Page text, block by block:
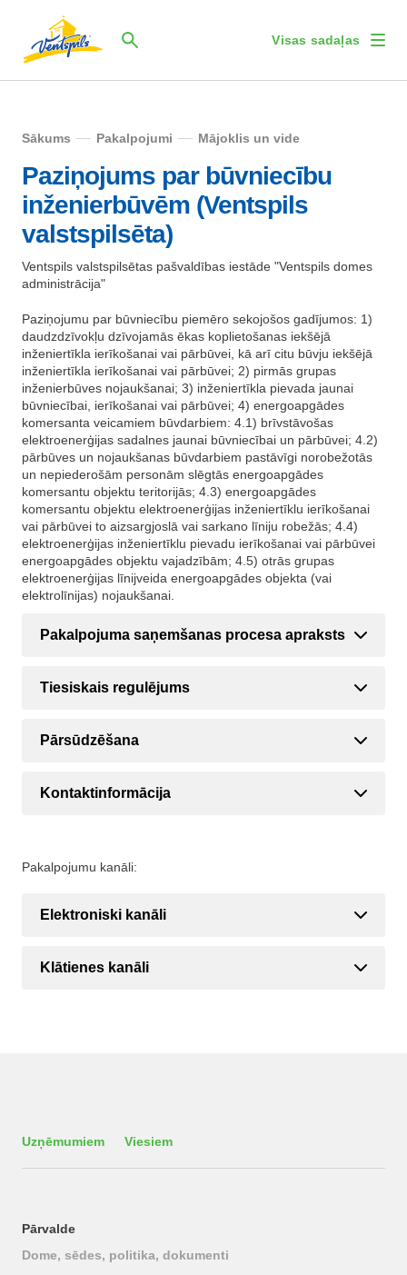
Visas sadaļas
Sākums Pakalpojumi Mājoklis un vide
Paziņojums par būvniecību
inženierbūvēm (Ventspils
valstspilsēta)
Ventspils valstspilsētas pašvaldības iestāde "Ventspils domes
administrācija"
Paziņojumu par būvniecību piemēro sekojošos gadījumos: 1)
daudzdzīvokļu dzīvojamās ēkas koplietošanas iekšējā
inženiertīkla ierīkošanai vai pārbūvei, kā arī citu būvju iekšējā
inženiertīkla ierīkošanai vai pārbūvei; 2) pirmās grupas
inženierbūves nojaukšanai; 3) inženiertīkla pievada jaunai
būvniecībai, ierīkošanai vai pārbūvei; 4) energoapgādes
komersanta veicamiem būvdarbiem: 4.1) brīvstāvošas
elektroenerģijas sadalnes jaunai būvniecībai un pārbūvei; 4.2)
pārbūves un nojaukšanas būvdarbiem pastāvīgi norobežotās
un nepiederošām personām slēgtās energoapgādes
komersantu objektu teritorijās; 4.3) energoapgādes
komersantu objektu elektroenerģijas inženiertīklu ierīkošanai
vai pārbūvei to aizsargjoslā vai sarkano līniju robežās; 4.4)
elektroenerģijas inženiertīklu pievadu ierīkošanai vai pārbūvei
energoapgādes objektu vajadzībām; 4.5) otrās grupas
elektroenerģijas līnijveida energoapgādes objekta (vai
elektrolīnijas) nojaukšanai.
Pakalpojuma saņemšanas procesa apraksts
Tiesiskais regulējums
Pārsūdzēšana
Kontaktinformācija
Pakalpojumu kanāli:
Elektroniski kanāli
Klātienes kanāli
Uzņēmumiem Viesiem
Pārvalde
Dome, sēdes, politika, dokumenti